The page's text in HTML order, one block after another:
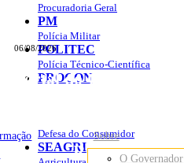
06/08/2026
Portal do Governo do
Rondônia
Sobre
O Governador
Procuradoria Geral
PM
Polícia Militar
POLITEC
Polícia Técnico-Científica
PROCON
Defesa do Consumidor
SEAGRI